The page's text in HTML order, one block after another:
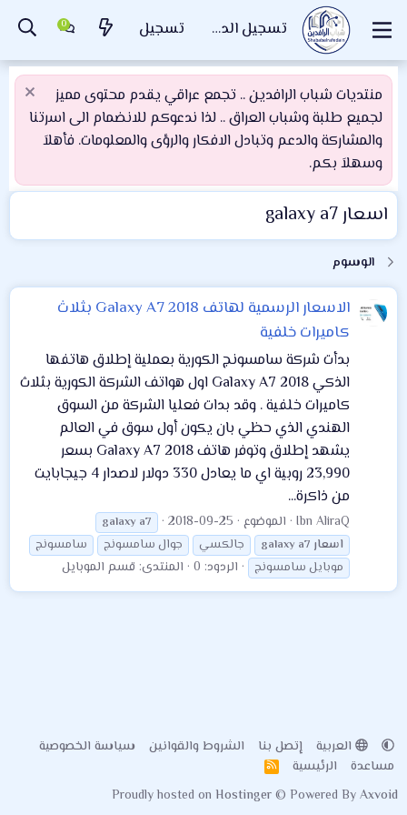
تسجيل الدخول تسجيل
منتديات شباب الرافدين .. تجمع عراقي يقدم محتوى مميز
لجميع طلبة وشباب العراق .. لذا ندعوكم للانضمام الى اسرتنا
والمشاركة والدعم وتبادل الافكار والرؤى والمعلومات. فأهلاَ
وسهلاَ بكم.
اسعار galaxy a7
الوسوم
الاسعار الرسمية لهاتف Galaxy A7 2018 بثلاث
كاميرات خلفية
بدأت شركة سامسونج الكورية بعملية إطلاق هاتفها
الذكي Galaxy A7 2018 اول هواتف الشركة الكورية بثلاث
كاميرات خلفية . وقد بدات فعليا الشركة من السوق
الهندي الذي حظي بان يكون أول سوق في العالم
يشهد إطلاق وتوفر هاتف Galaxy A7 2018 بسعر
23,990 روبية اي ما يعادل 330 دولار لاصدار 4 جيجابايت
من ذاكرة...
Ibn AliraQ الموضوع 2018-09-25
galaxy a7
اسعار
galaxy a7 جالكسي جوال سامسونج
سامسونج
موبايل سامسونج
الردود: 0 المنتدى: قسم الموبايل
العربية إتصل بنا الشروط والقوانين
سياسة الخصوصية
مساعدة
الرئيسية
R
S
Proudly hosted on Hostinger© Powered ByAxvoid